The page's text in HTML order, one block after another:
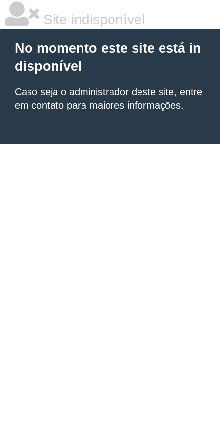
Site indisponível
No momento este site está in
disponível
Caso seja o administrador deste site, entre
em contato para maiores informações.